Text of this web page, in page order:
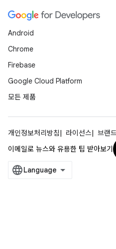
Android
Chrome
Firebase
Google Cloud Platform
모든 제품
개인정보처리방침 라이선스 브랜
이메일로 뉴스와 유용한 팁 받아보기